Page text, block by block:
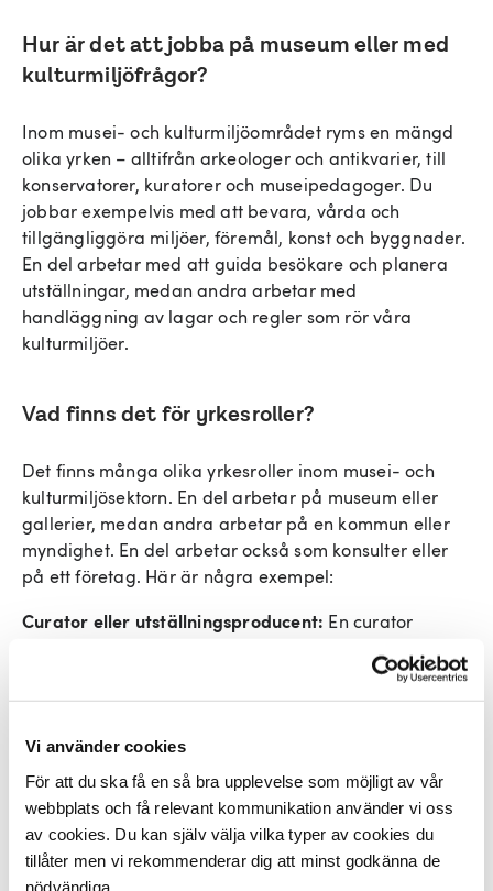
Vi använder cookies
För att du ska få en så bra upplevelse som möjligt av vår
webbplats och få relevant kommunikation använder vi oss
av cookies. Du kan själv välja vilka typer av cookies du
tillåter men vi rekommenderar dig att minst godkänna de
nödvändiga.
Hur är det att jobba på museum eller med
kulturmiljöfrågor?
Inom musei- och kulturmiljöområdet ryms en mängd
olika yrken – alltifrån arkeologer och antikvarier, till
konservatorer, kuratorer och museipedagoger. Du
jobbar exempelvis med att bevara, vårda och
tillgängliggöra miljöer, föremål, konst och byggnader.
En del arbetar med att guida besökare och planera
utställningar, medan andra arbetar med
handläggning av lagar och regler som rör våra
kulturmiljöer.
Vad finns det för yrkesroller?
Det finns många olika yrkesroller inom musei- och
kulturmiljösektorn. En del arbetar på museum eller
gallerier, medan andra arbetar på en kommun eller
myndighet. En del arbetar också som konsulter eller
på ett företag. Här är några exempel:
Curator eller utställningsproducent: En curator
utställningar. Du får välja ut föremål och konstverk,
skapa berättelser och sammanhang kring dem och se
Konservator:
En konservator har i uppgift att bevara
och restaurera kulturhistoriska föremål och konstverk.
Du använder olika tekniker och metoder för att
försäkra dig om att föremålen hålls i bästa möjliga
skick och kan bevaras under lång tid framöver.